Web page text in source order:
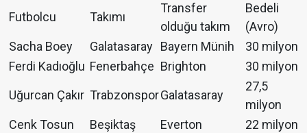
Futbolcu Takımı
Transfer
olduğu takım
Bedeli
(Avro)
Sacha Boey
Galatasaray Bayern Münih
30 milyon
Ferdi Kadıoğlu Fenerbahçe Brighton
30 milyon
Uğurcan Çakır TrabzonsporGalatasaray
27,5
milyon
Cenk Tosun
Beşiktaş Everton
22 milyon